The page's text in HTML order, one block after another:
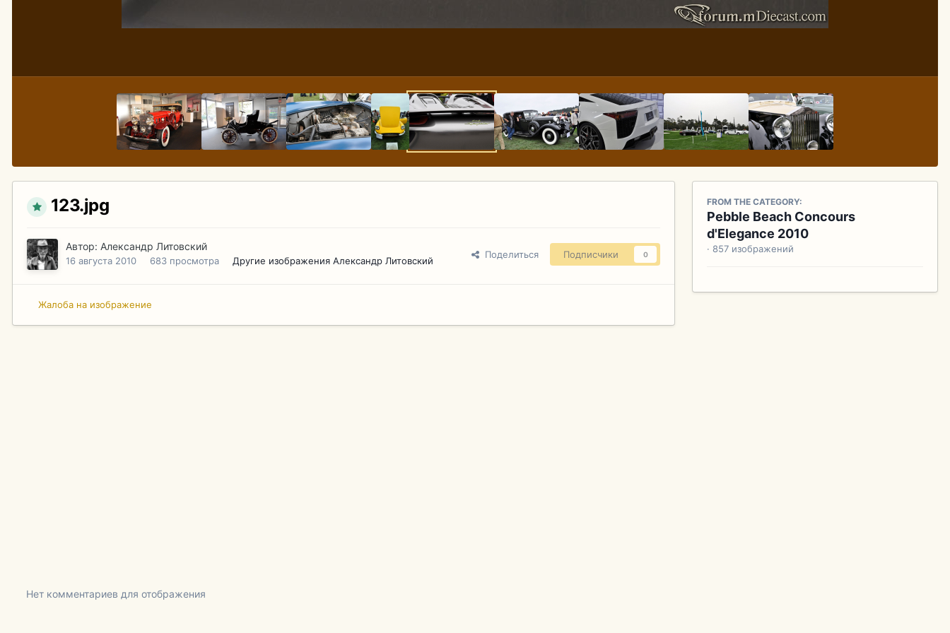
123.jpg
Автор: Александр Литовский
16 августа 2010 683 просмотра Другие изображения Александр Литовский
Поделиться Подписчики 0
Жалоба на изображение
FROM THE CATEGORY:
Pebble Beach Concours
d'Elegance 2010
· 857 изображений
Нет комментариев для отображения